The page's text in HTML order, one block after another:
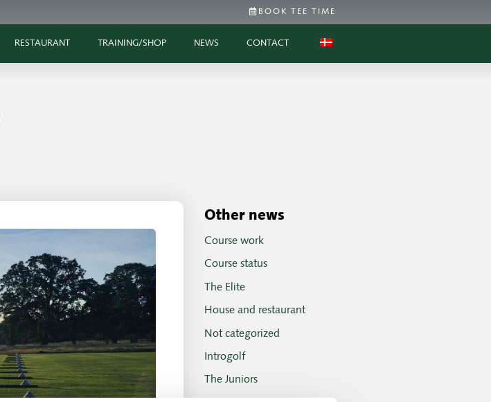
BOOK TEE TIME
RESTAURANT TRAINING/SHOP NEWS CONTACT
Other news
Course work
Course status
The Elite
House and restaurant
Not categorized
Introgolf
The Juniors